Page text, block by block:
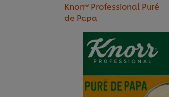
Knorr® Professional Puré
de Papa